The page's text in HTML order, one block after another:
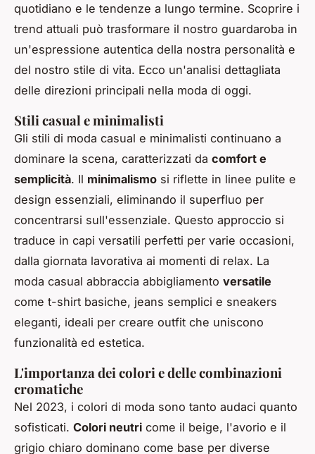
quotidiano e le tendenze a lungo termine. Scoprire i
trend attuali può trasformare il nostro guardaroba in
un'espressione autentica della nostra personalità e
del nostro stile di vita. Ecco un'analisi dettagliata
delle direzioni principali nella moda di oggi.
Stili casual e minimalisti
Gli stili di moda casual e minimalisti continuano a
dominare la scena, caratterizzati da comfort e
semplicità. Il minimalismo si riflette in linee pulite e
design essenziali, eliminando il superfluo per
concentrarsi sull'essenziale. Questo approccio si
traduce in capi versatili perfetti per varie occasioni,
dalla giornata lavorativa ai momenti di relax. La
moda casual abbraccia abbigliamento versatile
come t-shirt basiche, jeans semplici e sneakers
eleganti, ideali per creare outfit che uniscono
funzionalità ed estetica.
L'importanza dei colori e delle combinazioni
cromatiche
Nel 2023, i colori di moda sono tanto audaci quanto
sofisticati. Colori neutri come il beige, l'avorio e il
grigio chiaro dominano come base per diverse